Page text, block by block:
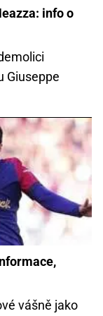
info o
Giuseppe
vášně jako